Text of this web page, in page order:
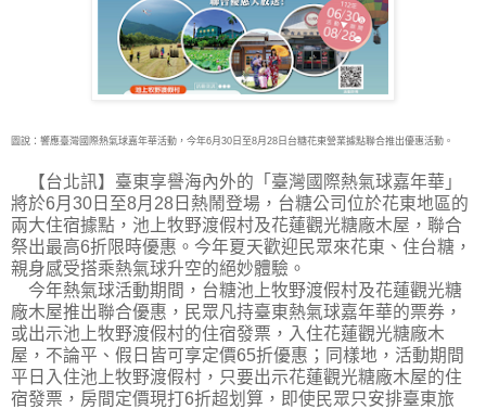
圖說：響應臺灣國際熱氣球嘉年華活動，今年6月30日至8月28日台糖花東營業據點聯合推出優惠活動。
【台北訊】臺東享譽海內外的「臺灣國際熱氣球嘉年華」
將於6月30日至8月28日熱鬧登場， 台糖公司位於花東地區的
兩大住宿據點，池上牧野渡假村及花蓮觀光糖廠木屋，聯合
祭出最高6折限時優惠。今年夏天歡迎民眾來花東、住台糖，
親身感受搭乘熱氣球升空的絕妙體驗。
今年熱氣球活動期間，台糖池上牧野渡假村及花蓮觀光糖
廠木屋推出聯合優惠，民眾凡持臺東熱氣球嘉年華的票券，
或出示池上牧野渡假村的住宿發票，入住花蓮觀光糖廠木
屋，不論平、假日皆可享定價65折優惠；同樣地，活動期間
平日入住池上牧野渡假村，只要出示花蓮觀光糖廠木屋的住
宿發票，房間定價現打6折超划算，即使民眾只安排臺東旅